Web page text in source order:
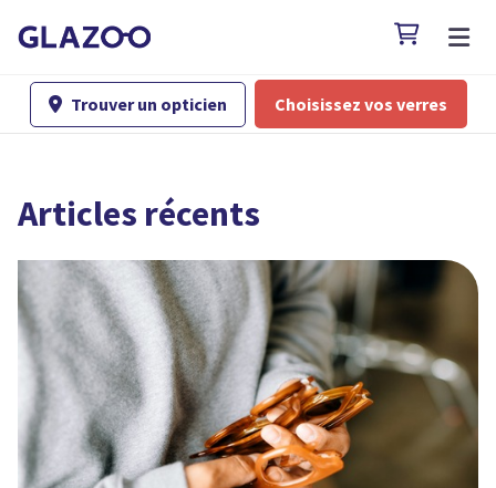

 Trouver un opticien Choisissez vos verres
Articles récents